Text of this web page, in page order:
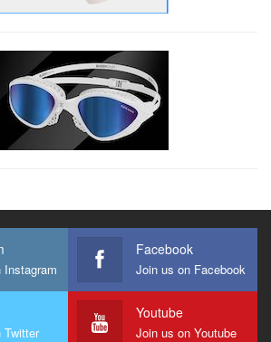
Facebook
Join us on Facebook
Twitter
Youtube
Join us on Youtube